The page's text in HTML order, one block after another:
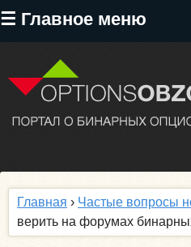
☰ Главное меню
Перейти
содержанию
Главная › Частые вопросы
верить на форумах